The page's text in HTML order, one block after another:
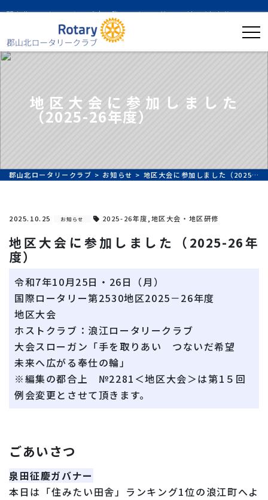
郡山北ロータリークラブ｜国際ロータリー第2530地区/中央分区
地区大会に参加しました
（2025-26年度）
郡山北ロータリークラブ > お知らせ > 地区大会に参加しました（2025-26年度）
2025.10.25 お知らせ 2025-26年度 地区大会・地区研修
地区大会に参加しました（2025-26年
度）
令和7年10月25日・26日（月）
国際ロータリー第2530地区2025－26年度
地区大会
ホストクラブ：浪江ロータリークラブ
大会スローガン「手を取りあい つないだ希望
未来へ広がる奉仕の輪」
※編集の都合上 №2281＜地区大会＞は第1５回
例会変更とさせて頂きます。
ごあいさつ
泉田征慶ガバナー
本日は「住みたい田舎」ランキング1位の浪江町へよ